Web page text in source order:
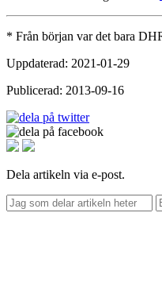
* Från början var det bara
Uppdaterad: 2021-01-29
Publicerad: 2013-09-16
Dela artikeln via e-post.